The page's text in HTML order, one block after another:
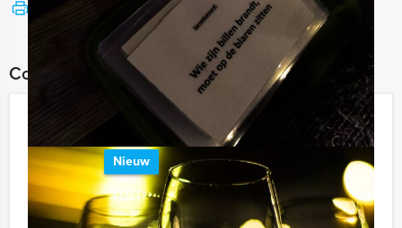
Bekijk printbare versie
Combineer dit uitje met:
Empire City Brunch Game in
Rotterdam
Nieuw
Vanaf€ 62,50 p.p. excl. BTW
Vanaf 12 personen ‐ 4 uur en 30 minuten